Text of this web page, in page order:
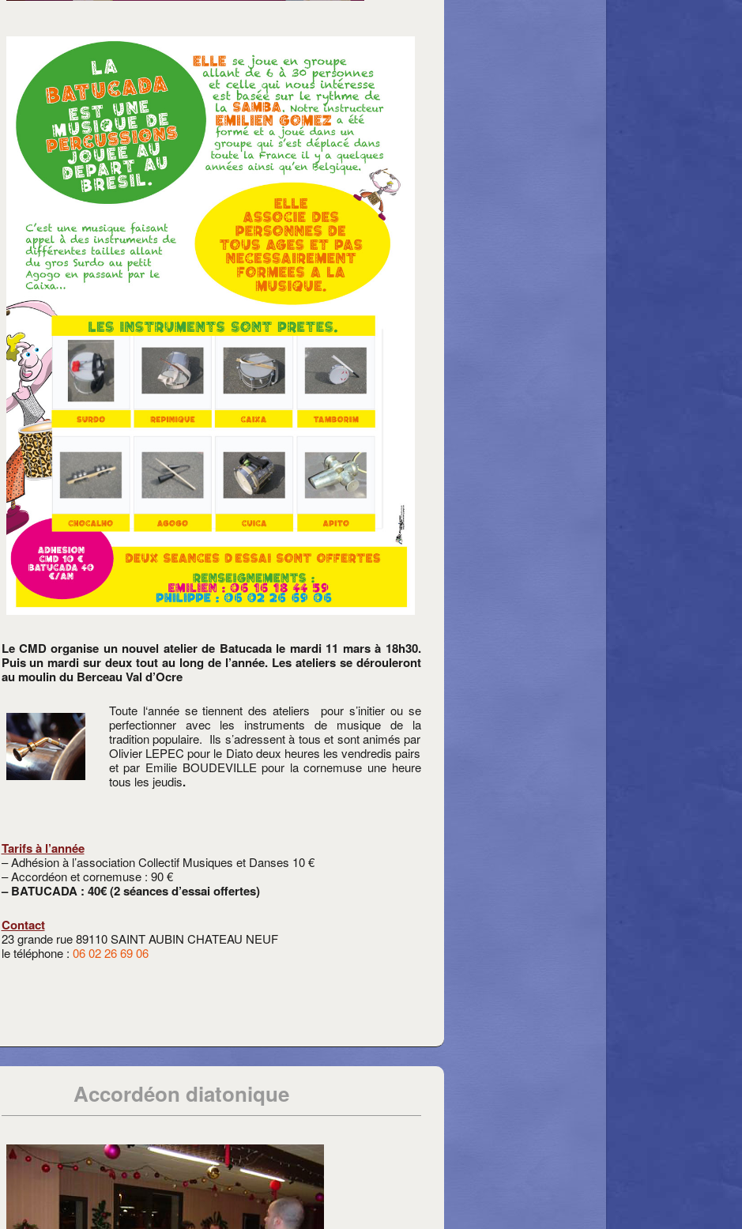
Le CMD organise un nouvel atelier de Batucada le mardi11 mars à 18h30.
Puis un mardi sur deux tout au long de l’année. Les ateliers se dérouleront
au moulin du Berceau Val d’Ocre
Toute l‘année se tiennent des ateliers pour s’initier ou se
perfectionner avec les instruments de musique de la
tradition populaire. Ils s’adressent à tous et sont animés par
Olivier LEPEC pour le Diato deux heures les vendredis pairs
et par Emilie BOUDEVILLE pour la cornemuse une heure
tous les jeudis.
Tarifs à l’année
– Adhésion à l’association Collectif Musiques et Danses 10 €
– Accordéon et cornemuse : 90 €
– BATUCADA : 40€ (2 séances d’essai offertes)
Contact
23 grande rue 89110 SAINT AUBIN CHATEAU NEUF
le téléphone : 06 02 26 69 06
Accordéon diatonique